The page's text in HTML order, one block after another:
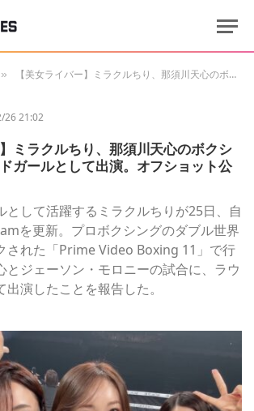
» 【美女ライバー】ミラクルちり、那須川天心のボクシング戦にラウンドガールとして出演。オフショット公開に反響も
26 21:02
】ミラクルちり、那須川天心のボクシ
ガールとして出演。オフショット公
として活躍するミラクルちりが25日、自
を更新。プロボクシングのダブル世界
された「Prime Video Boxing 11」で行
とジェーソン・モロニーの試合に、ラウ
演したことを報告した。